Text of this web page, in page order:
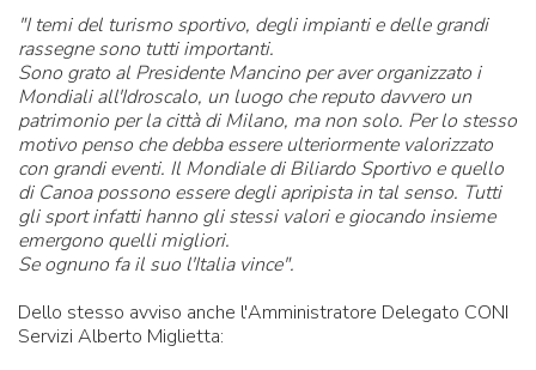
"I temi del turismo sportivo, degli impianti e delle grandi
rassegne sono tutti importanti.
Sono grato al Presidente Mancino per aver organizzato i
Mondiali all'Idroscalo, un luogo che reputo davvero un
patrimonio per la città di Milano, ma non solo. Per lo stesso
motivo penso che debba essere ulteriormente valorizzato
con grandi eventi. Il Mondiale di Biliardo Sportivo e quello
di Canoa possono essere degli apripista in tal senso. Tutti
gli sport infatti hanno gli stessi valori e giocando insieme
emergono quelli migliori.
Se ognuno fa il suo l'Italia vince".
Dello stesso avviso anche l'Amministratore Delegato CONI
Servizi Alberto Miglietta: